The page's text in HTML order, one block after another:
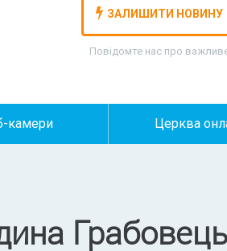
ЗАЛИШИТИ НОВИНУ
Повідомте нас про
камери Церква